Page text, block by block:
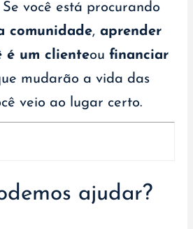
você está procurando
comunidade, aprender
é um clienteou financiar
mudarão a vida das
veio ao lugar certo.
ajudar?